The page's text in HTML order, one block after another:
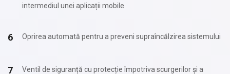
intermediul unei aplicații mobile
Oprirea automată pentru a preveni supraîncălzirea sistemului
Ventil de siguranță cu protecție împotriva scurgerilor și a